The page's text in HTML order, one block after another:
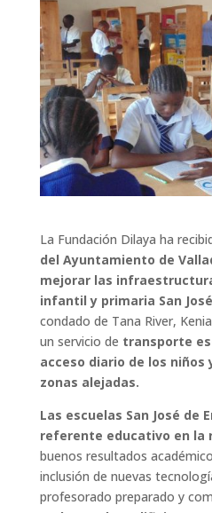
La Fundación Dilaya ha
del Ayuntamiento de
mejorar las
infantil y primaria San
condado de Tana River,
un servicio de transporte
acceso diario de los niños
zonas alejadas.
Las escuelas San José de
referente educativo en la
buenos resultados
inclusión de nuevas
profesorado preparado y